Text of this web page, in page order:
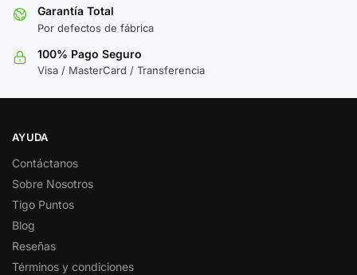
Garantía Total
Por defectos de fábrica
100% Pago Seguro
Visa / MasterCard / Transferencia
AYUDA
Contáctanos
Sobre Nosotros
Tigo Puntos
Blog
Reseñas
Términos y condiciones